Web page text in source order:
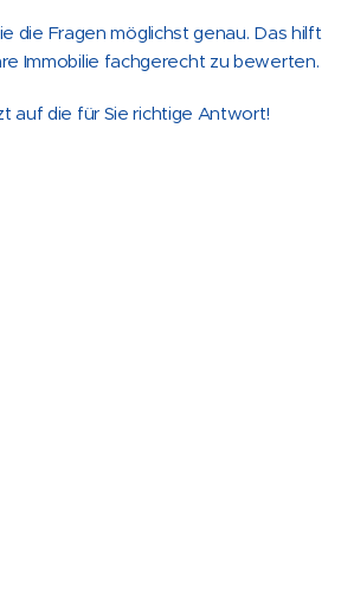
die Fragen möglichst genau. Das hilft
Immobilie fachgerecht zu bewerten.
auf die für Sie richtige Antwort!